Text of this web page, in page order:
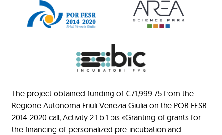
The project obtained funding of €71,999.75 from the
Regione Autonoma Friuli Venezia Giulia on the POR FESR
2014-2020 call, Activity 2.1.b.1 bis «Granting of grants for
the financing of personalized pre-incubation and